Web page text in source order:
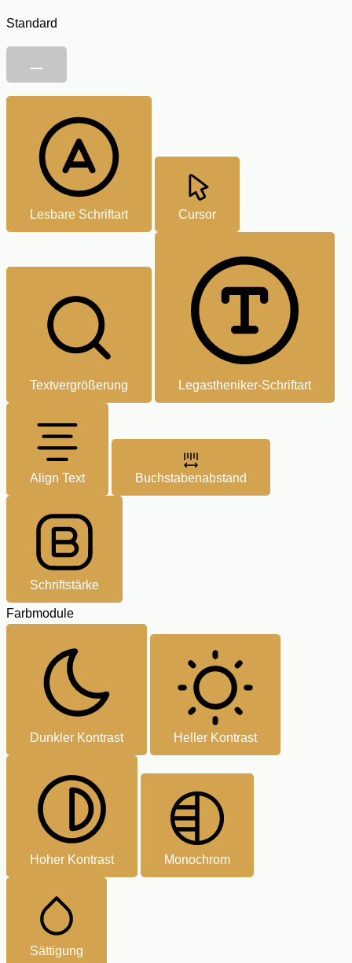
Standard
Lesbare Schriftart Cursor
Textvergrößerung Legastheniker-Schriftart
Align Text Buchstabenabstand
Schriftstärke
Farbmodule
Dunkler Kontrast Heller Kontrast
Hoher Kontrast Monochrom
Sättigung